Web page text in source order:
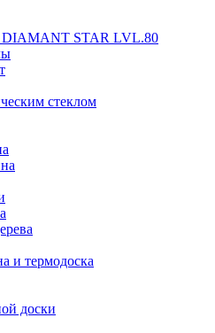
DIAMANT STAR LVL.80
стеклом
и термодоска
доски